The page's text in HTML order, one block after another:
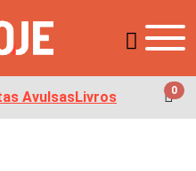
AvulsasLivros 0